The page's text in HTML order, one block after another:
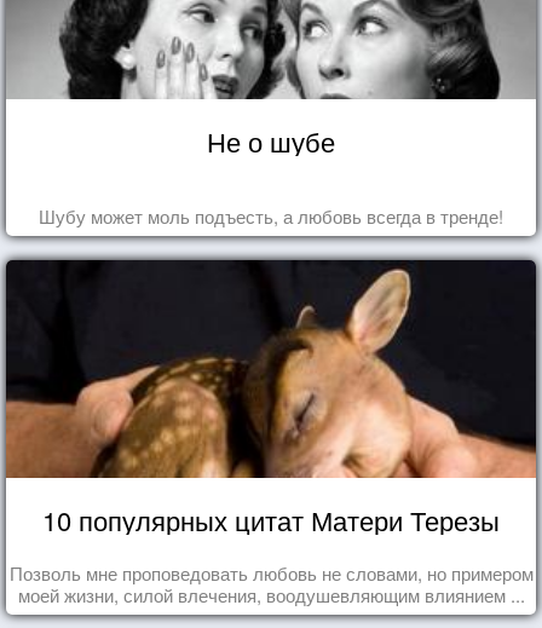
Не о шубе
Шубу может моль подъесть, а любовь всегда в тренде!
10 популярных цитат Матери Терезы
Позволь мне проповедовать любовь не словами, но примером
моей жизни, силой влечения, воодушевляющим влиянием ...